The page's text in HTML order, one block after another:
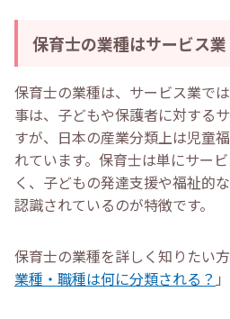
保育士の業種はサービス業
保育士の業種は、サービス業で
事は、子どもや保護者に対する
すが、日本の産業分類上は児童
れています。保育士は単にサービ
く、子どもの発達支援や福祉的
認識されているのが特徴です。
保育士の業種を詳しく知りたい
業種・職種は何に分類される？